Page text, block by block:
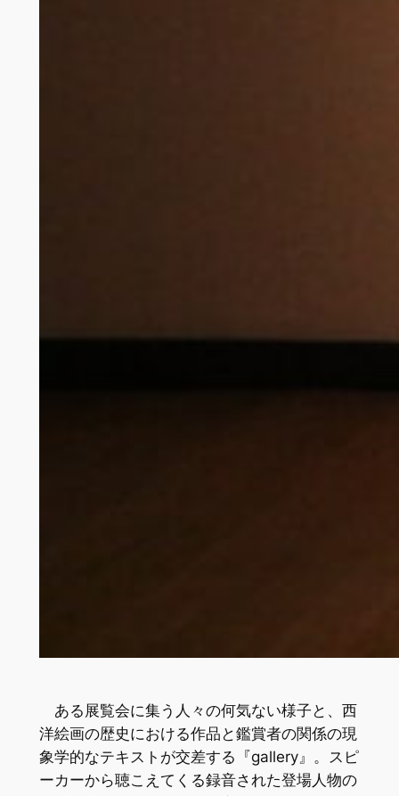
ある展覧会に集う人々の何気ない様子と、西
洋絵画の歴史における作品と鑑賞者の関係の現
象学的なテキストが交差する『gallery』。スピ
ーカーから聴こえてくる録音された登場人物の